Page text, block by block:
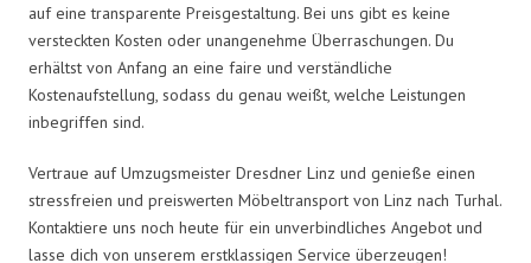
auf eine transparente Preisgestaltung. Bei uns gibt es keine
versteckten Kosten oder unangenehme Überraschungen. Du
erhältst von Anfang an eine faire und verständliche
Kostenaufstellung, sodass du genau weißt, welche Leistungen
inbegriffen sind.
Vertraue auf Umzugsmeister Dresdner Linz und genieße einen
stressfreien und preiswerten Möbeltransport von Linz nach Turhal.
Kontaktiere uns noch heute für ein unverbindliches Angebot und
lasse dich von unserem erstklassigen Service überzeugen!